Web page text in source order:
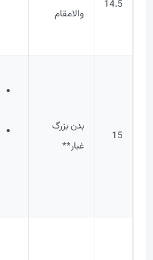
14.5
والامقام
15
بدن بزرگ‌
غبار**